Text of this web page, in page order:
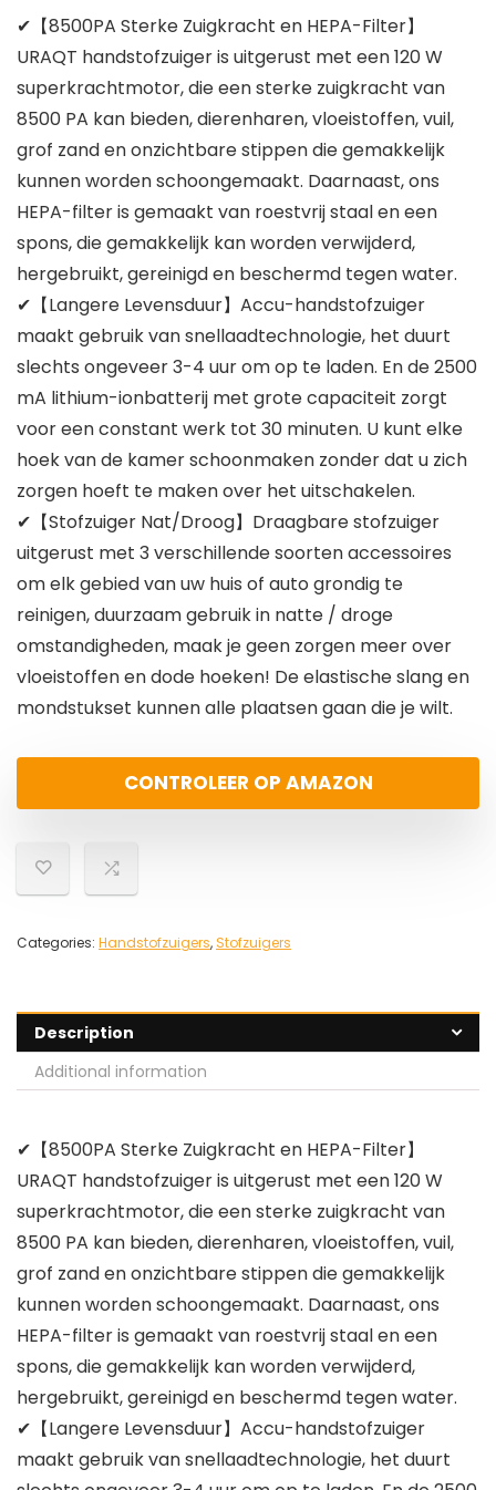
✔【8500PA Sterke Zuigkracht en HEPA-Filter】
URAQT handstofzuiger is uitgerust met een 120 W
superkrachtmotor, die een sterke zuigkracht van
8500 PA kan bieden, dierenharen, vloeistoffen, vuil,
grof zand en onzichtbare stippen die gemakkelijk
kunnen worden schoongemaakt. Daarnaast, ons
HEPA-filter is gemaakt van roestvrij staal en een
spons, die gemakkelijk kan worden verwijderd,
hergebruikt, gereinigd en beschermd tegen water.
✔【Langere Levensduur】Accu-handstofzuiger
maakt gebruik van snellaadtechnologie, het duurt
slechts ongeveer 3-4 uur om op te laden. En de 2500
mA lithium-ionbatterij met grote capaciteit zorgt
voor een constant werk tot 30 minuten. U kunt elke
hoek van de kamer schoonmaken zonder dat u zich
zorgen hoeft te maken over het uitschakelen.
✔【Stofzuiger Nat/Droog】Draagbare stofzuiger
uitgerust met 3 verschillende soorten accessoires
om elk gebied van uw huis of auto grondig te
reinigen, duurzaam gebruik in natte / droge
omstandigheden, maak je geen zorgen meer over
vloeistoffen en dode hoeken! De elastische slang en
mondstukset kunnen alle plaatsen gaan die je wilt.
CONTROLEER OP AMAZON
Categories: Handstofzuigers, Stofzuigers
Description
Additional information
✔【8500PA Sterke Zuigkracht en HEPA-Filter】
URAQT handstofzuiger is uitgerust met een 120 W
superkrachtmotor, die een sterke zuigkracht van
8500 PA kan bieden, dierenharen, vloeistoffen, vuil,
grof zand en onzichtbare stippen die gemakkelijk
kunnen worden schoongemaakt. Daarnaast, ons
HEPA-filter is gemaakt van roestvrij staal en een
spons, die gemakkelijk kan worden verwijderd,
hergebruikt, gereinigd en beschermd tegen water.
✔【Langere Levensduur】Accu-handstofzuiger
maakt gebruik van snellaadtechnologie, het duurt